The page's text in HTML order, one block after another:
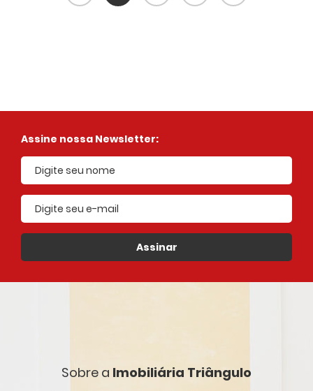
Assine nossa Newsletter:
Assinar
E-mail cadastrado
Sobre a Imobiliária Triângulo